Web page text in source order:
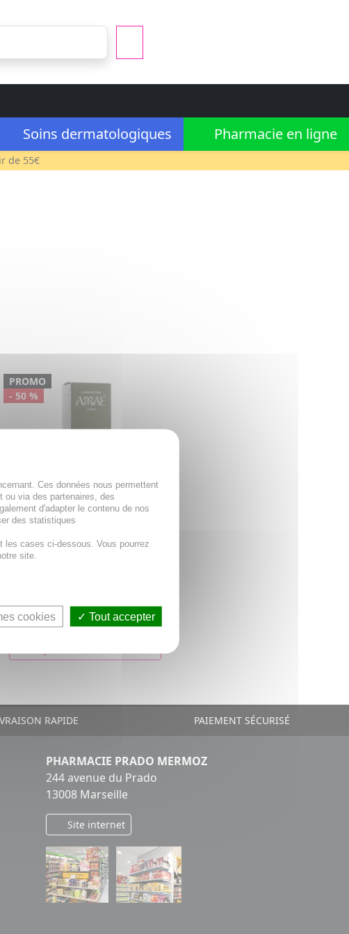
Soins dermatologiques
Pharmacie en ligne
de 55€
PROMO
- 50 %
AMAE Am-Divine - Huile
Divine Anti-rides 30ml
23,42€ 46,83€
RAPIDE PAIEMENT SÉCURISÉ
PHARMACIE PRADO MERMOZ
244 avenue du Prado
13008 Marseille
Site internet
Ces données nous permettent
ou via des partenaires, des
d'adapter le contenu de nos
des statistiques
les cases ci-dessous. Vous pourrez
site.
cookies Tout accepter